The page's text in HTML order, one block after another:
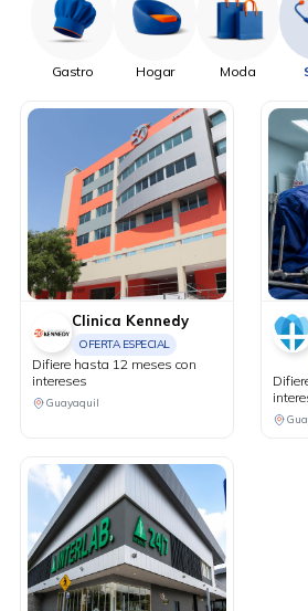
Gastro Hogar Moda
Clinica Kennedy
OFERTA ESPECIAL
Difiere hasta 12 meses con
intereses
Guayaquil